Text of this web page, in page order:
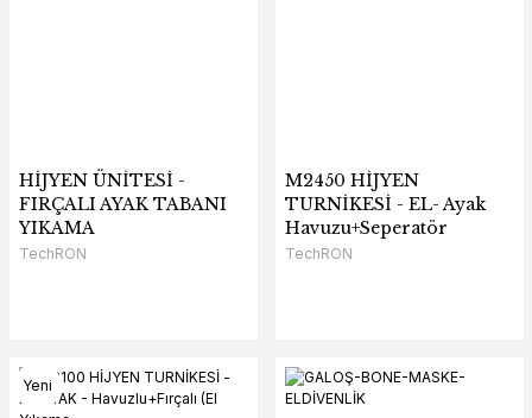
HİJYEN ÜNİTESİ -
FIRÇALI AYAK TABANI
YIKAMA
TechRON
M2450 HİJYEN
TURNİKESİ - EL- Ayak
Havuzu+Seperatör
TechRON
Yeni